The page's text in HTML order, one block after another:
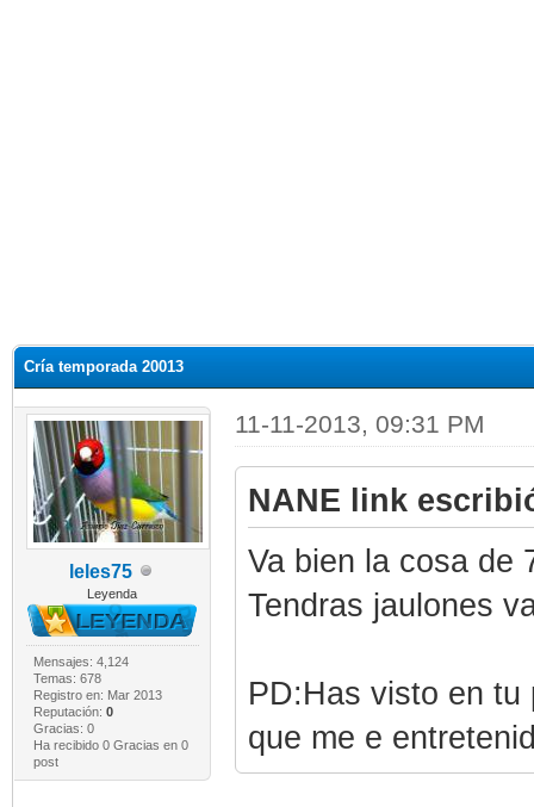
Cría temporada 20013
leles75
Leyenda
Mensajes: 4,124
Temas: 678
Registro en: Mar 2013
Reputación: 0
Gracias: 0
Ha recibido 0 Gracias en 0
post
11-11-2013, 09:31 PM
NANE link
Va bien la cosa de
Tendras jaulones
PD:Has visto en tu
que me e